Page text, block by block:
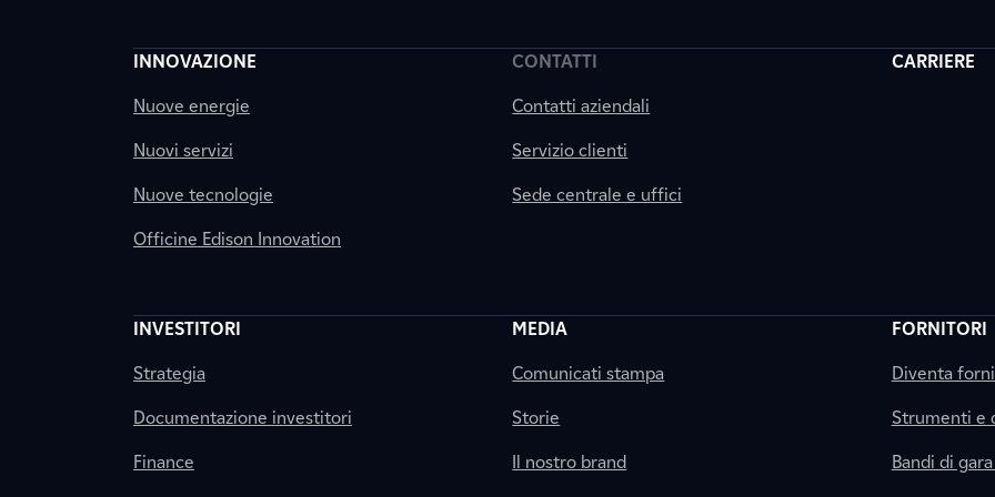
INNOVAZIONE
Nuove energie
Nuovi servizi
Nuove tecnologie
Officine Edison Innovation
CONTATTI
Contatti aziendali
Servizio clienti
Sede centrale e uffici
CARRIERE
INVESTITORI
Strategia
Documentazione investitori
Finance
MEDIA
Comunicati stampa
Storie
Il nostro brand
FORNITORI
Diventa
Strumenti e
Bandi di